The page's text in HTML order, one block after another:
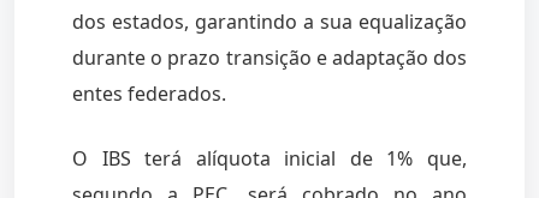
dos estados, garantindo a sua equalização
durante o prazo transição e adaptação dos
entes federados.
O IBS terá alíquota inicial de 1% que,